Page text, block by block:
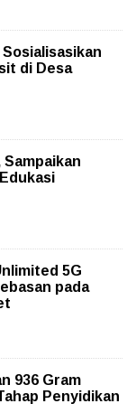
di Desa
5G
pada
936 Gram
Penyidikan